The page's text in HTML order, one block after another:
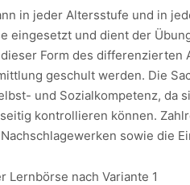
in jeder Altersstufe und in
eingesetzt und dient der
Form des differenzierten
geschult werden. Die
und Sozialkompetenz, da
kontrollieren können.
sowie die
Lernbörse nach Variante 1